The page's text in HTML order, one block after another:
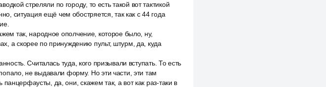
стреляли по городу, то есть такой вот тактикой
ситуация ещё чем обостряется, так как с 44 года
так, народное ополчение, которое было, ну,
а скорее по принуждению пульт, штурм, да, куда
Считалась туда, кого призывали вступать. То есть
не выдавали форму. Но эти части, эти там
да, они, скажем так, а вот как раз-таки в